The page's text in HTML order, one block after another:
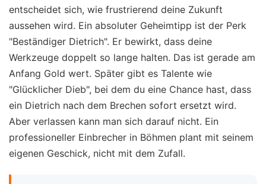
entscheidet sich, wie frustrierend deine Zukunft
aussehen wird. Ein absoluter Geheimtipp ist der Perk
"Beständiger Dietrich". Er bewirkt, dass deine
Werkzeuge doppelt so lange halten. Das ist gerade am
Anfang Gold wert. Später gibt es Talente wie
"Glücklicher Dieb", bei dem du eine Chance hast, dass
ein Dietrich nach dem Brechen sofort ersetzt wird.
Aber verlassen kann man sich darauf nicht. Ein
professioneller Einbrecher in Böhmen plant mit seinem
eigenen Geschick, nicht mit dem Zufall.